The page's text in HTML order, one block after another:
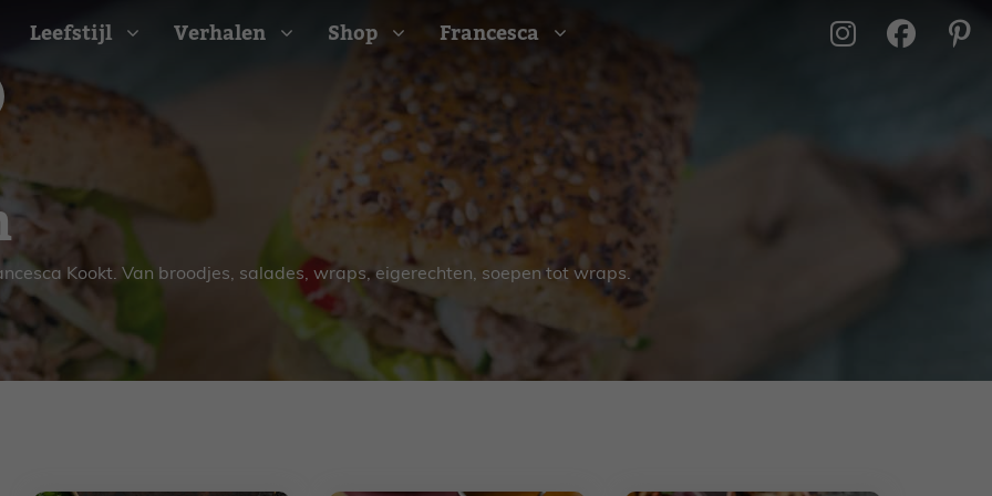
Barbecue recepten
Camping recepten
Salade recepten
Zomer recepten
Leefstijl Verhalen Shop Francesca
Kookt. Van broodjes, salades, wraps, eigerechten, soepen tot wraps.